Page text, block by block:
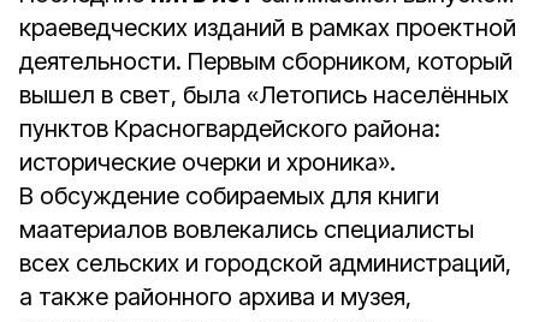
краеведческих изданий в рамках проектной
деятельности. Первым сборником, который
вышел в свет, была «Летопись населённых
пунктов Красногвардейского района:
исторические очерки и хроника».
В обсуждение собираемых для книги
маатериалов вовлекались специалисты
всех сельских и городской администраций,
а также районного архива и музея,